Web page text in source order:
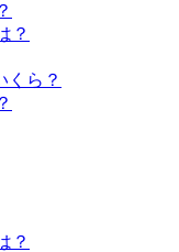
？
くら？
？